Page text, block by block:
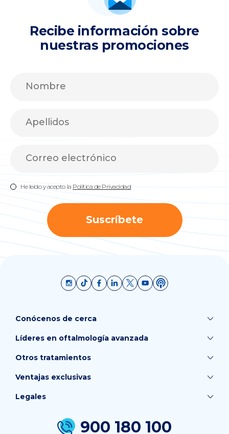
Recibe información sobre
nuestras promociones
He leído y acepto la Política de Privacidad
Suscríbete
Conócenos de cerca
Líderes en oftalmología avanzada
Otros tratamientos
Ventajas exclusivas
900 180 100
Legales